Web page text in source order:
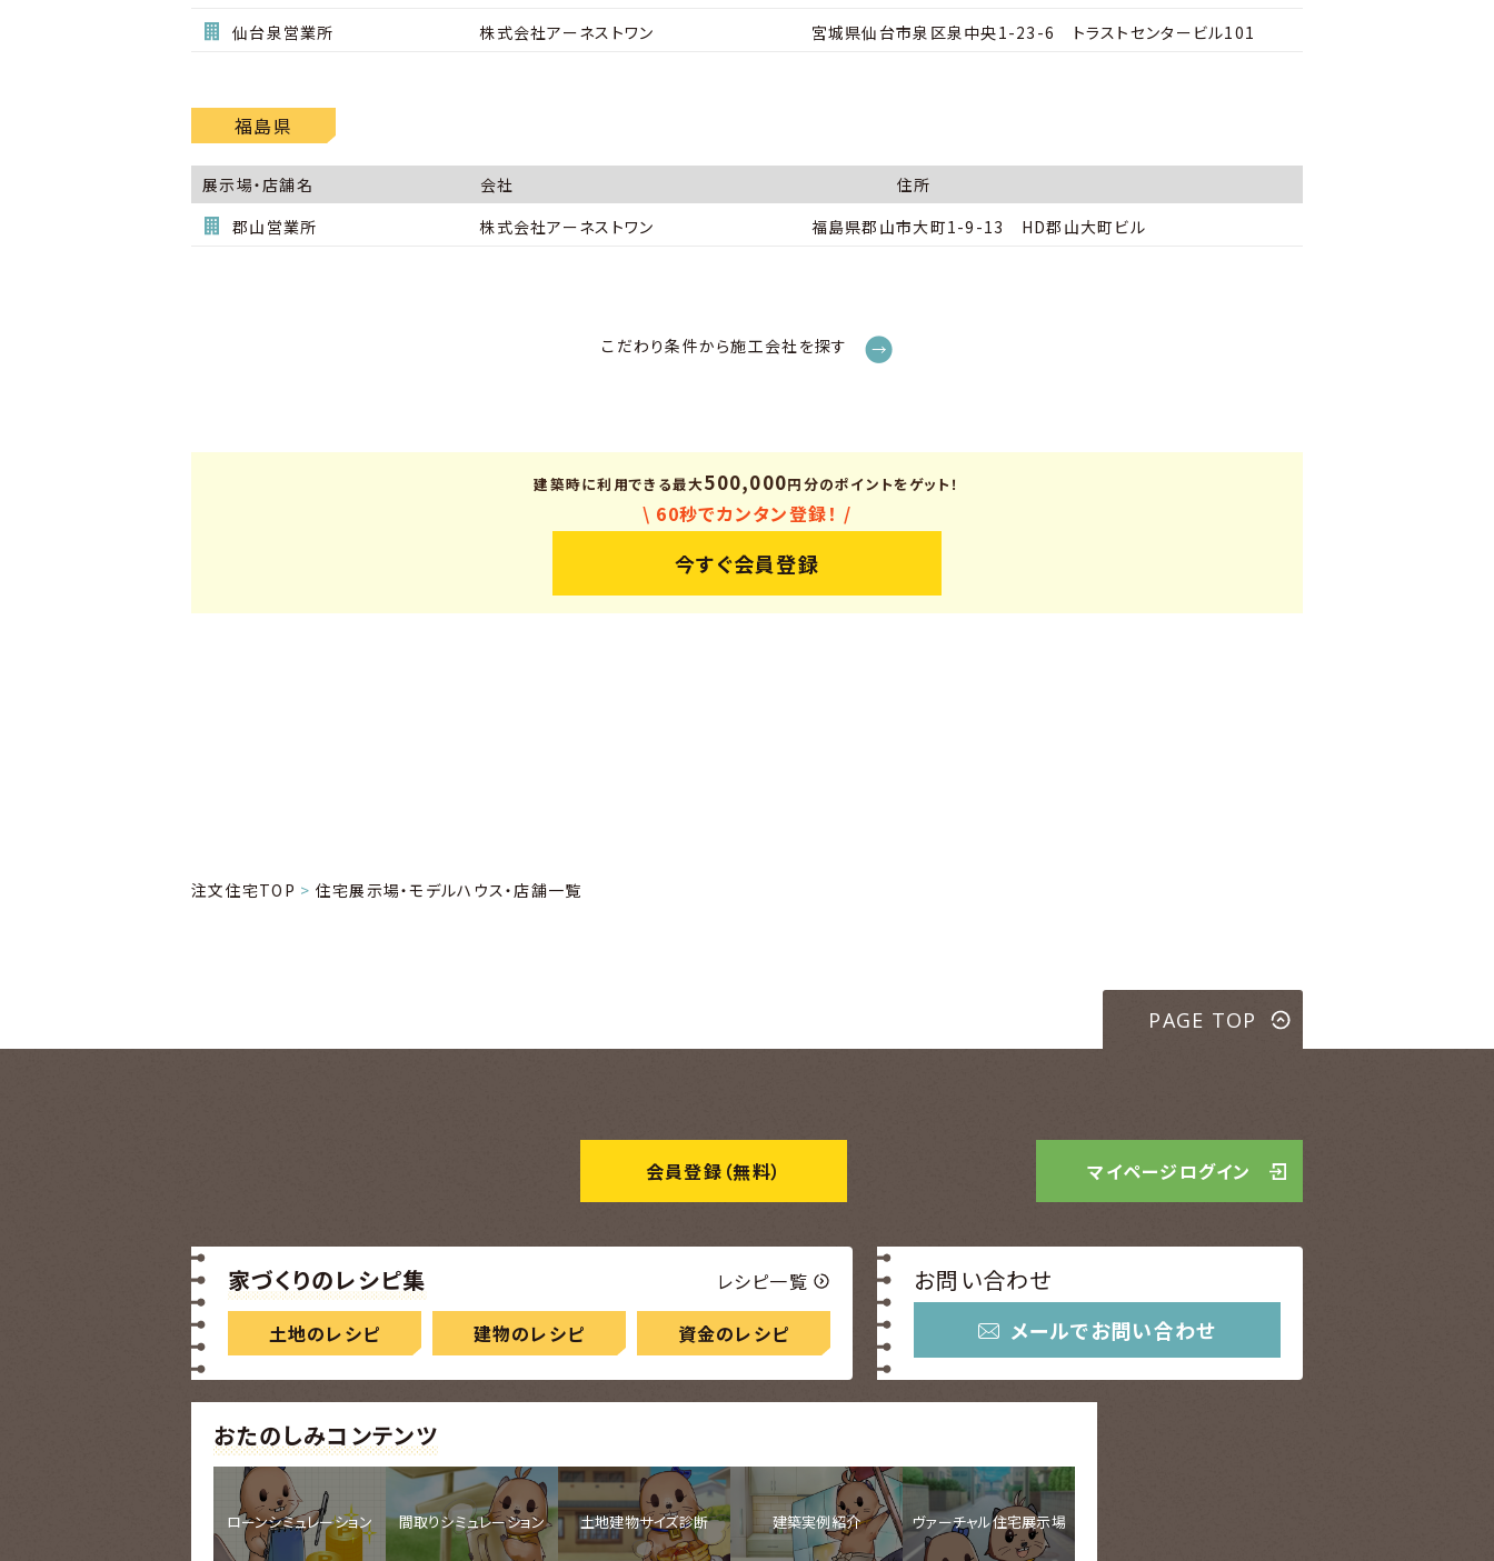
仙台泉営業所
株式会社アーネストワン 宮城県仙台市泉区泉中央1-23-6 トラストセンタービル101
福島県
展示場・店舗名 会社
住所
郡山営業所
株式会社アーネストワン 福島県郡山市大町1-9-13 HD郡山大町ビル
こだわり条件から施工会社を探す
建築時に利用できる最大500,000円分のポイントをゲット！
\ 60秒でカンタン登録！ /
今すぐ会員登録
注文住宅TOP 住宅展示場・モデルハウス・店舗一覧
PAGE TOP
会員登録 （無料） マイページ ログイン
家づくりのレシピ集
レシピ一覧
土地のレシピ
建物のレシピ 資金のレシピ
お問い合わせ
メールでお問い合わせ
おたのしみコンテンツ
ローンシミュレーション 間取りシミュレーション 土地建物サイズ診断 建築実例紹介 ヴァーチャル住宅展示場